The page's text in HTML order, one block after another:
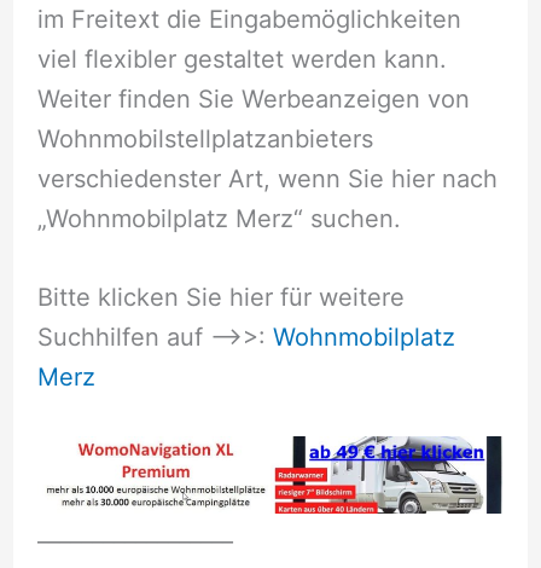
im Freitext die Eingabemöglichkeiten
viel flexibler gestaltet werden kann.
Weiter finden Sie Werbeanzeigen von
Wohnmobilstellplatzanbieters
verschiedenster Art, wenn Sie hier nach
„Wohnmobilplatz Merz“ suchen.
Bitte klicken Sie hier für weitere
Suchhilfen auf –>>: Wohnmobilplatz
Merz